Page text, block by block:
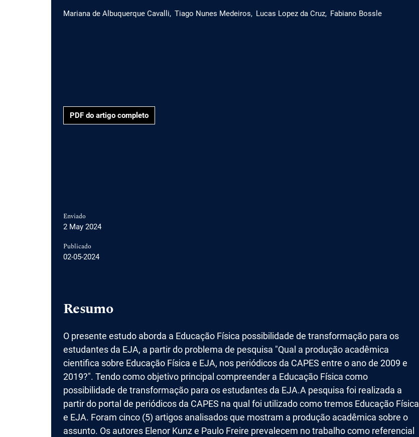
Mariana de Albuquerque Cavalli Tiago Nunes Medeiros Lucas Lopez da Cruz Fabiano Bossle
PDF do artigo completo
Enviado
2 May 2024
Publicado
02-05-2024
Resumo
O presente estudo aborda a Educação Física possibilidade de transformação para os
estudantes da EJA, a partir do problema de pesquisa "Qual a produção acadêmica
cientifica sobre Educação Física e EJA, nos periódicos da CAPES entre o ano de 2009 e
2019?". Tendo como objetivo principal compreender a Educação Física como
possibilidade de transformação para os estudantes da EJA.A pesquisa foi realizada a
partir do portal de periódicos da CAPES na qual foi utilizado como tremos Educação Física
e EJA. Foram cinco (5) artigos analisados que mostram a produção acadêmica sobre o
assunto. Os autores Elenor Kunz e Paulo Freire prevalecem no trabalho como referencial